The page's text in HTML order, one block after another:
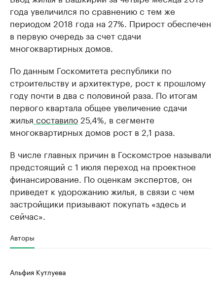
года увеличился по сравнению с тем же
периодом 2018 года на 27%. Прирост обеспечен
в первую очередь за счет сдачи
многоквартирных домов.
По данным Госкомитета республики по
строительству и архитектуре, рост к прошлому
году почти в два с половиной раза. По итогам
первого квартала общее увеличение сдачи
жилья составило 25,4%, в сегменте
многоквартирных домов рост в 2,1 раза.
В числе главных причин в Госкомстрое называли
предстоящий с 1 июля переход на проектное
финансирование. По оценкам экспертов, он
приведет к удорожанию жилья, в связи с чем
застройщики призывают покупать «здесь и
сейчас».
Авторы
Альфия Кутлуева